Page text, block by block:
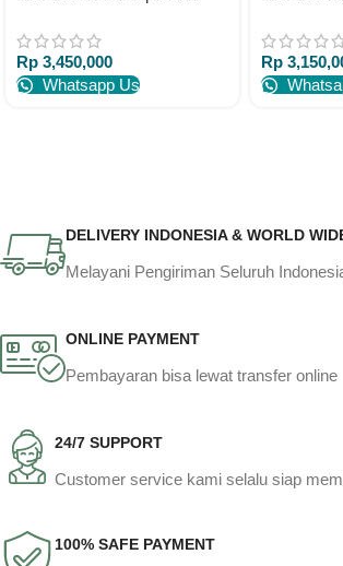
Rp 3,450,000
Whatsapp Us
Rp
DELIVERY INDONESIA & WORLD
Melayani Pengiriman Seluruh
ONLINE PAYMENT
Pembayaran bisa lewat transfer online
24/7 SUPPORT
Customer service kami selalu siap
100% SAFE PAYMENT